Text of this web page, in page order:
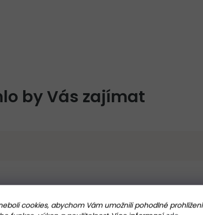
cookies, abychom Vám umožnili pohodlné prohlížení
by Vás zajímat